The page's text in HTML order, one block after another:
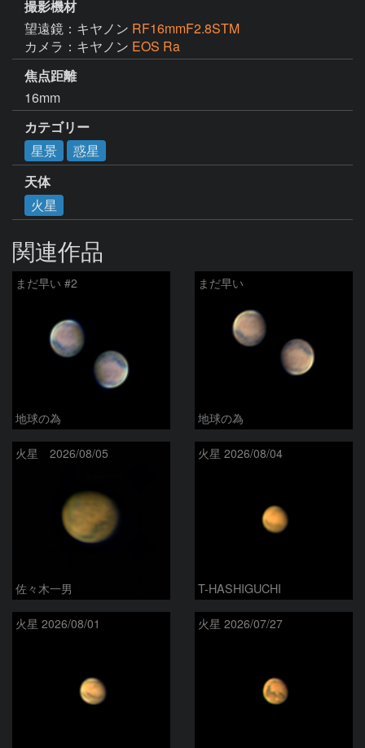
撮影機材
望遠鏡：キヤノン RF16mmF2.8STM
カメラ：キヤノン EOS Ra
焦点距離
16mm
カテゴリー
星景
惑星
天体
火星
関連作品
まだ早い #2
地球の為
まだ早い
地球の為
火星 2026/08/05
佐々木一男
火星 2026/08/04
T-HASHIGUCHI
火星 2026/08/01 火星 2026/07/27